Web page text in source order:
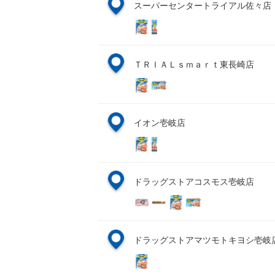
スーパーセンタートライアル佐々店
ＴＲＩＡＬｓｍａｒｔ東長崎店
イオン壱岐店
ドラッグストアコスモス壱岐店
ドラッグストアマツモトキヨシ壱岐